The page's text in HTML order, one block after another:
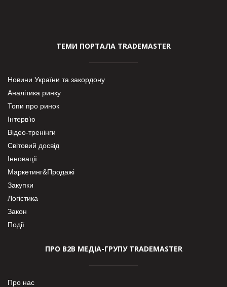
ТЕМИ ПОРТАЛА TRADEMASTER
Новини України та закордону
Аналітика ринку
Топи про ринок
Інтерв’ю
Відео-тренінги
Світовий досвід
Інновації
Маркетинг&Продажі
Закупки
Логістика
Закон
Події
ПРО В2В МЕДІА-ГРУПУ TRADEMASTER
Про нас